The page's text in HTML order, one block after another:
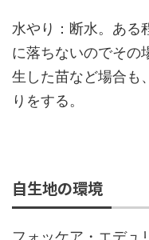
水やり：断水。ある
に落ちないのでその
生した苗など場合も
りをする。
自生地の環境